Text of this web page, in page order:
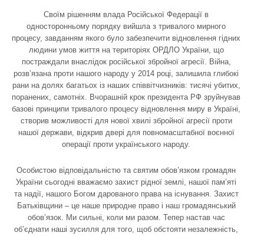
Своїм рішенням влада Російської Федерації в
односторонньому порядку вийшла з тривалого мирного
процесу, завданням якого було забезпечити відновлення гідних
людини умов життя на територіях ОРДЛО України, що
постраждали внаслідок російської збройної агресії. Війна,
розв’язана проти нашого народу у 2014 році, залишила глибокі
рани на долях багатьох із наших співвітчизників: тисячі убитих,
поранених, самотніх. Вчорашній крок президента РФ зруйнував
базові принципи тривалого процесу відновлення миру в Україні,
створив можливості для нової хвилі збройної агресії проти
нашої держави, відкрив двері для повномасштабної воєнної
операції проти українського народу.
Особистою відповідальністю та святим обов’язком громадян
України сьогодні вважаємо захист рідної землі, нашої пам’яті
та надії, нашого Богом дарованого права на існування. Захист
Батьківщини – це наше природне право і наш громадянський
обов’язок. Ми сильні, коли ми разом. Тепер настав час
об’єднати наші зусилля для того, щоб обстояти незалежність,